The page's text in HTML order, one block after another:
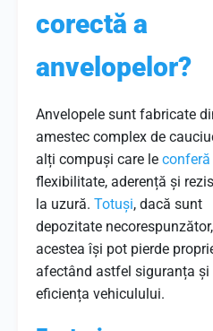
corectă a
anvelopelor?
Anvelopele sunt fabricate
amestec complex de
alți compuși care le conferă
flexibilitate, aderență și
la uzură. Totuși, dacă sunt
depozitate necorespunzător,
acestea își pot pierde
afectând astfel siguranța și
eficiența vehiculului.